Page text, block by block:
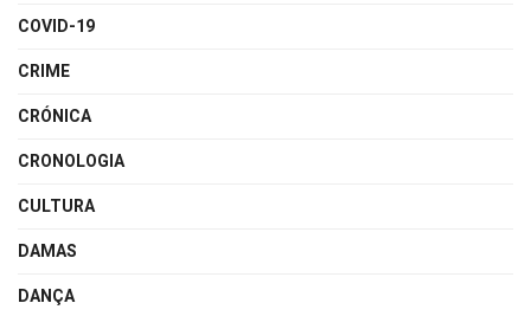
COVID-19
CRIME
CRÓNICA
CRONOLOGIA
CULTURA
DAMAS
DANÇA